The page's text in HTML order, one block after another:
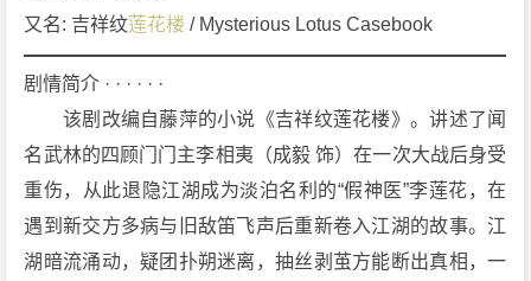
[悬
[古
装]
4
K
下
又名: 吉祥纹莲花楼 / Mysterious Lotus Casebook
剧情简介 · · · · · ·
该剧改编自藤萍的小说《吉祥纹莲花楼》。讲述了闻
名武林的四顾门门主李相夷（成毅 饰）在一次大战后身受
重伤，从此退隐江湖成为淡泊名利的“假神医”李莲花，在
遇到新交方多病与旧敌笛飞声后重新卷入江湖的故事。江
湖暗流涌动，疑团扑朔迷离，抽丝剥茧方能断出真相，一